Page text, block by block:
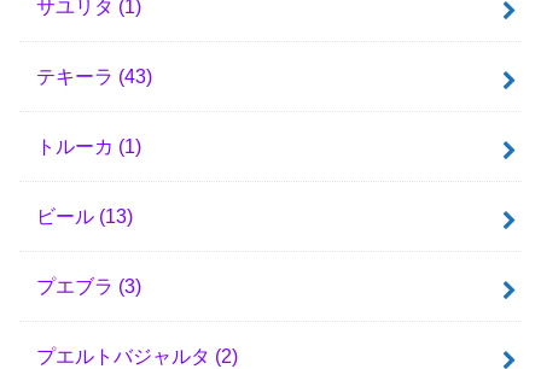
サユリタ (1)
テキーラ (43)
トルーカ (1)
ビール (13)
プエブラ (3)
プエルトバジャルタ (2)